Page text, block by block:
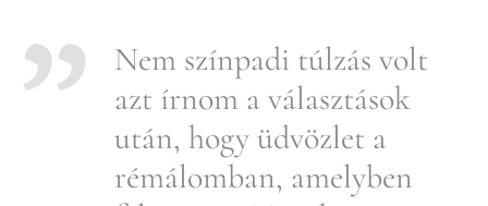
Nem színpadi túlzás volt
azt írnom a választások
után, hogy üdvözlet a
rémálomban, amelyben